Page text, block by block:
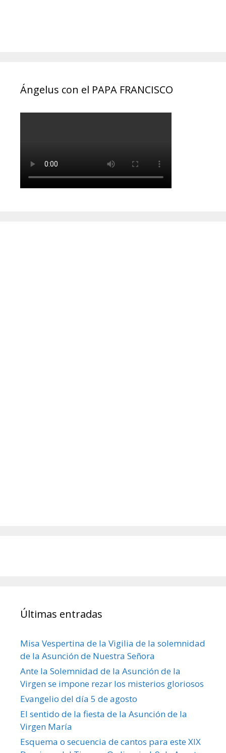
Ángelus con el PAPA FRANCISCO
Últimas entradas
Misa Vespertina de la Vigilia de la solemnidad
de la Asunción de Nuestra Señora
Ante la Solemnidad de la Asunción de la
Virgen se impone rezar los misterios gloriosos
Evangelio del día 5 de agosto
El sentido de la fiesta de la Asunción de la
Virgen María
Esquema o secuencia de cantos para este XIX